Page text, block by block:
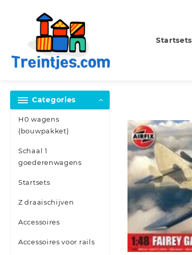
Startsets
Categories
H0 wagens
(bouwpakket)
Schaal 1
goederenwagens
Startsets
Z draaischijven
Accessoires
Accessoires voor rails